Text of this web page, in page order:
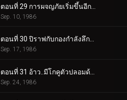
Sep. 10, 1986
ตอนที่ 30 ปิราฟกับกองกำลังลึกลับ
Sep. 17, 1986
Sep. 24, 1986